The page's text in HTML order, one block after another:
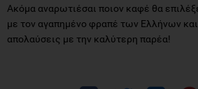
Ακόμα αναρωτιέσαι ποιον καφέ θα
με τον αγαπημένο φραπέ των Ελλήνων
απολαύσεις με την καλύτερη παρέα!